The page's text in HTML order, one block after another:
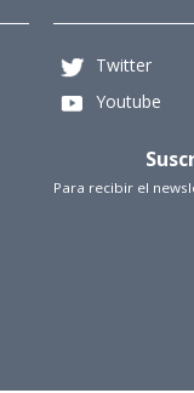
Twitter
Youtube
Para recibir el